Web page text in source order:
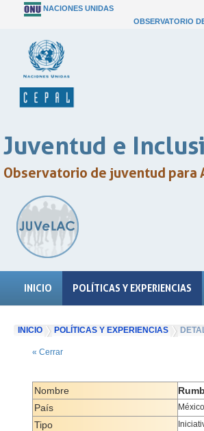
NACIONES UNIDAS
OBSERVATORIO
Juventud e
Observatorio de juventud para
INICIO POLÍTICAS Y EXPERIENCIAS
INICIO POLÍTICAS Y EXPERIENCIAS
« Cerrar
Nombre
País
México
Tipo